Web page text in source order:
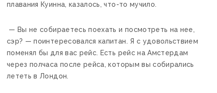
плавания Куинна, казалось, что-то мучило.
— Вы не собираетесь поехать и посмотреть на нее,
сэр? — поинтересовался капитан. Я с удовольствием
поменял бы для вас рейс. Есть рейс на Амстердам
через полчаса после рейса, которым вы собирались
лететь в Лондон.